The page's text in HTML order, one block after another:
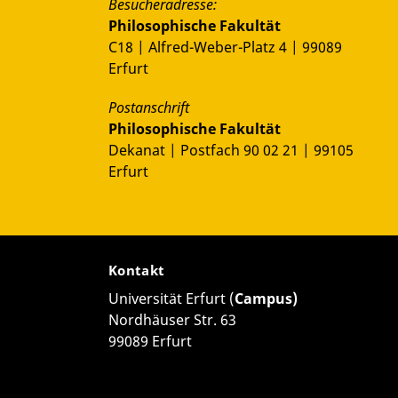
Besucheradresse:
Philosophische Fakultät
C18 | Alfred-Weber-Platz 4 | 99089
Erfurt
Postanschrift
Philosophische Fakultät
Dekanat | Postfach 90 02 21 | 99105
Erfurt
Kontakt
Universität Erfurt (Campus)
Nordhäuser Str. 63
99089 Erfurt